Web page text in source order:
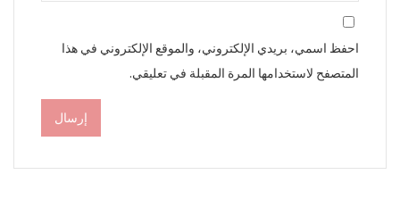
احفظ اسمي، بريدي الإلكتروني، والموقع الإلكتروني في هذا
المتصفح لاستخدامها المرة المقبلة في تعليقي.